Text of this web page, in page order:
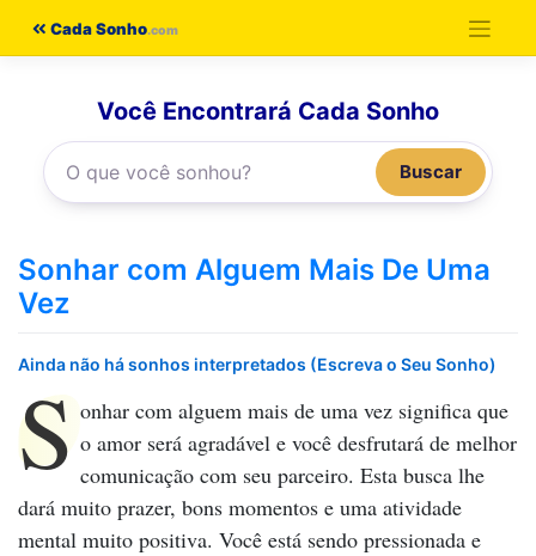
Cada Sonho
Você Encontrará Cada Sonho
Buscar
Sonhar com Alguem Mais De Uma
Vez
Ainda não há sonhos interpretados (Escreva o Seu Sonho)
S onhar com alguem mais de uma vez significa que
o amor será agradável e você desfrutará de melhor
comunicação com seu parceiro. Esta busca lhe
dará muito prazer, bons momentos e uma atividade
mental muito positiva. Você está sendo pressionada e